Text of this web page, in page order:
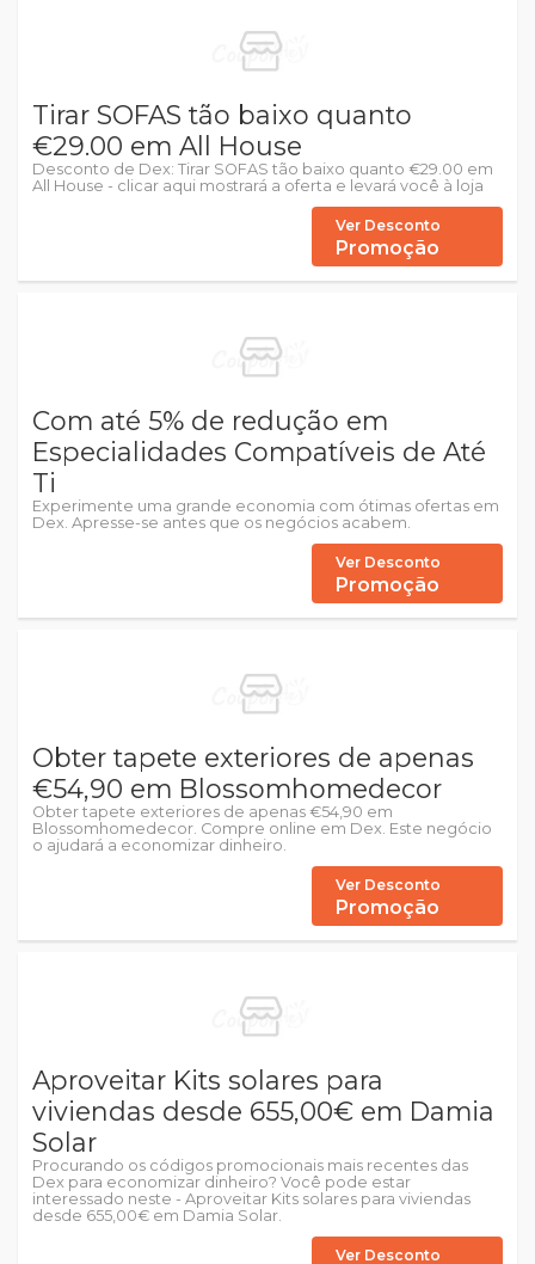
Tirar SOFAS tão baixo quanto
€29.00 em All House
Desconto de Dex: Tirar SOFAS tão baixo quanto €29.00 em
All House - clicar aqui mostrará a oferta e levará você à loja
Ver Desconto
Promoção
Com até 5% de redução em
Especialidades Compatíveis de Até
Ti
Experimente uma grande economia com ótimas ofertas em
Dex. Apresse-se antes que os negócios acabem.
Ver Desconto
Promoção
Obter tapete exteriores de apenas
€54,90 em Blossomhomedecor
Obter tapete exteriores de apenas €54,90 em
Blossomhomedecor. Compre online em Dex. Este negócio
o ajudará a economizar dinheiro.
Ver Desconto
Promoção
Aproveitar Kits solares para
viviendas desde 655,00€ em Damia
Solar
Procurando os códigos promocionais mais recentes das
Dex para economizar dinheiro? Você pode estar
interessado neste - Aproveitar Kits solares para viviendas
desde 655,00€ em Damia Solar.
Ver Desconto